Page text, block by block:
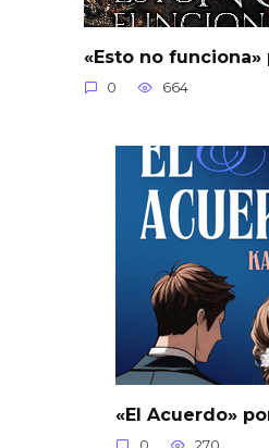
«Esto no funciona»
0 664
«El Acuerdo»